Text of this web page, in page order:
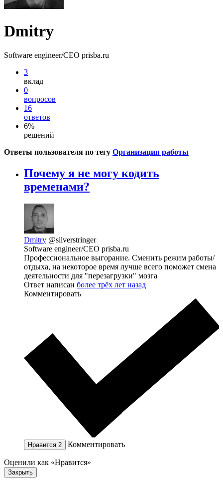
Dmitry
Software engineer/CEO prisba.ru
3
вклад
0
вопросов
16
ответов
6%
решений
Ответы пользователя по тегу Организация работы
Почему я не могу кодить
временами?
Dmitry @silverstringer
Software engineer/CEO prisba.ru
Профессиональное выгорание. Сменить режим работы/
отдыха, на некоторое время лучше всего поможет смена
деятельности для "перезагрузки" мозга
Ответ написан более трёх лет назад
Комментировать
Нравится 2 Комментировать
Оценили как «Нравится»
Закрыть